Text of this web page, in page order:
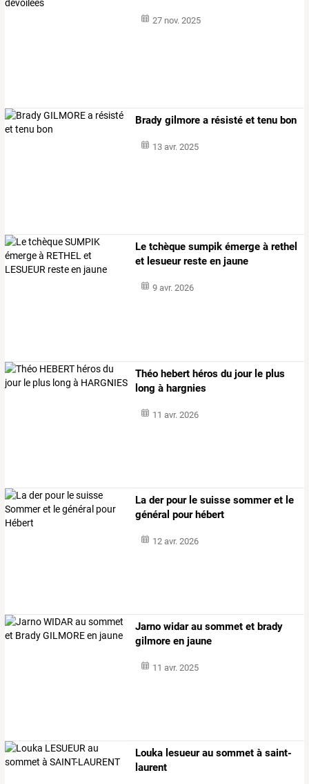
27 nov. 2025
Brady gilmore a résisté et tenu bon
13 avr. 2025
Le tchèque sumpik émerge à rethel
et lesueur reste en jaune
9 avr. 2026
Théo hebert héros du jour le plus
long à hargnies
11 avr. 2026
La der pour le suisse sommer et le
général pour hébert
12 avr. 2026
Jarno widar au sommet et brady
gilmore en jaune
11 avr. 2025
Louka lesueur au sommet à saint-
laurent